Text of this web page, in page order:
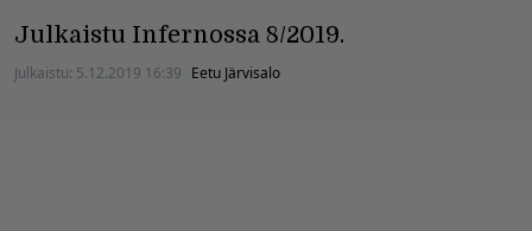
Julkaistu Infernossa 8/2019.
Julkaistu: 5.12.2019 16:39 Eetu Järvisalo